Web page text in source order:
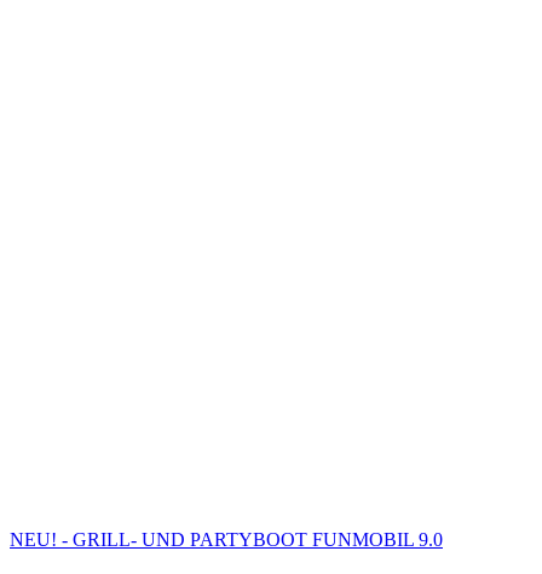
NEU! - GRILL- UND PARTYBOOT FUNMOBIL 9.0